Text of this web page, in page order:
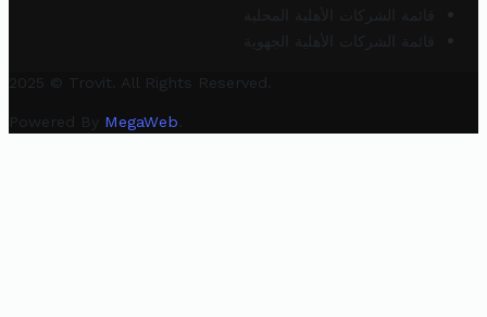
قائمة الشركات الأهلية المحلية
قائمة الشركات الأهلية الجهوية
2025 © Trovit. All Rights Reserved.
Powered By MegaWeb